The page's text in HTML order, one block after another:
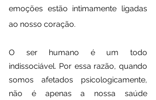
emoções estão intimamente ligadas
ao nosso coração.
O ser humano é um todo
indissociável. Por essa razão, quando
somos afetados psicologicamente,
não é apenas a nossa saúde